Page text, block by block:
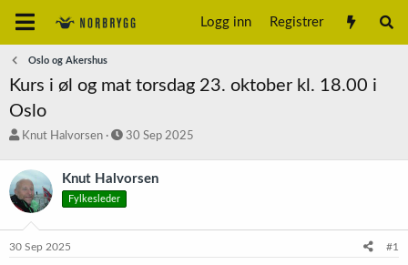
Logg inn Registrer
Oslo og Akershus
Kurs i øl og mat torsdag 23. oktober kl. 18.00 i
Oslo
T
å
d
s
a
r
Knut Halvorsen
S
r
a
30 Sep 2025
Knut Halvorsen
Fylkesleder
30 Sep 2025 #1